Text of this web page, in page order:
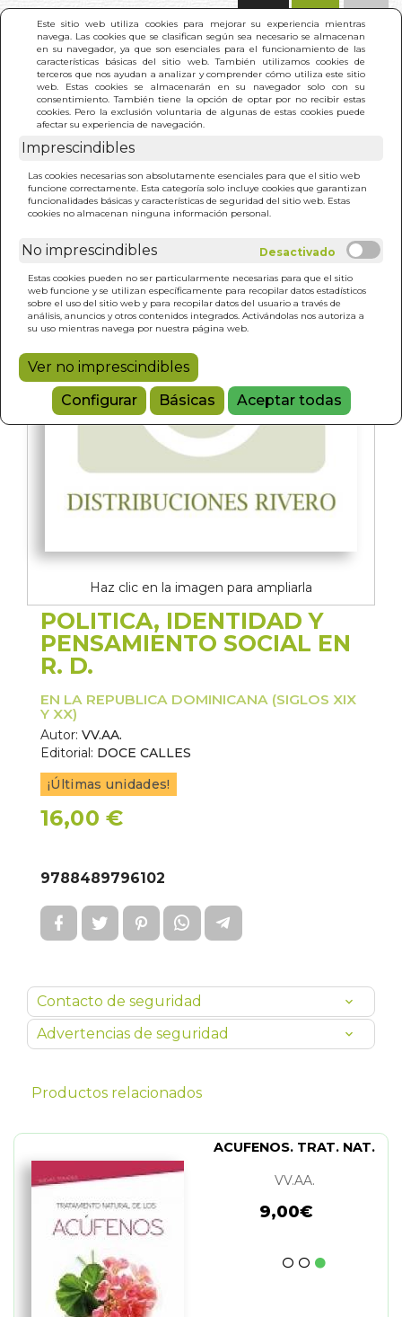
Este sitio web utiliza cookies para mejorar su experiencia mientras
navega. Las cookies que se clasifican según sea necesario se almacenan
en su navegador, ya que son esenciales para el funcionamiento de las
características básicas del sitio web. También utilizamos cookies de
terceros que nos ayudan a analizar y comprender cómo utiliza este sitio
web. Estas cookies se almacenarán en su navegador solo con su
consentimiento. También tiene la opción de optar por no recibir estas
cookies. Pero la exclusión voluntaria de algunas de estas cookies puede
afectar su experiencia de navegación.
Imprescindibles
Las cookies necesarias son absolutamente esenciales para que el sitio web
funcione correctamente. Esta categoría solo incluye cookies que garantizan
funcionalidades básicas y características de seguridad del sitio web. Estas
cookies no almacenan ninguna información personal.
No imprescindibles
Estas cookies pueden no ser particularmente necesarias para que el sitio
web funcione y se utilizan específicamente para recopilar datos estadísticos
sobre el uso del sitio web y para recopilar datos del usuario a través de
análisis, anuncios y otros contenidos integrados. Activándolas nos autoriza a
su uso mientras navega por nuestra página web.
Ver no imprescindibles
Configurar
Básicas Aceptar todas
INICIO >
SOCIAL EN R. D.
Haz clic en la imagen para ampliarla
POLITICA, IDENTIDAD Y
PENSAMIENTO SOCIAL EN
R. D.
EN LA REPUBLICA DOMINICANA (SIGLOS XIX
Y XX)
Autor: VV.AA.
Editorial: DOCE CALLES
¡Últimas unidades!
16,00 €
9788489796102
Contacto de seguridad
Advertencias de seguridad
Productos relacionados
ACUFENOS. TRAT. NAT.
VV.AA.
9,00€